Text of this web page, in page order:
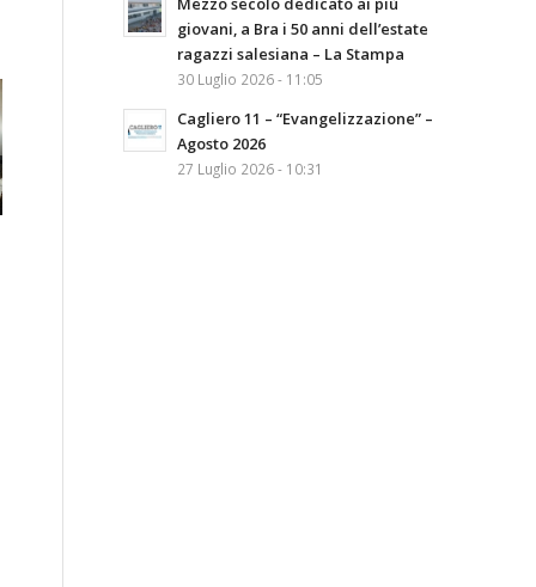
giovani, a Bra i 50 anni dell’estate
ragazzi salesiana – La Stampa
30 Luglio 2026 - 11:05
Cagliero 11 – “Evangelizzazione” –
Agosto 2026
27 Luglio 2026 - 10:31